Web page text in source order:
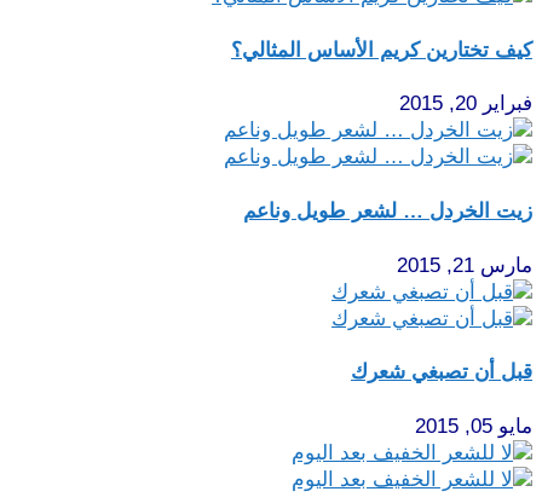
كيف تختارين كريم الأساس المثالي؟
فبراير 20, 2015
زيت الخردل … لشعر طويل وناعم
مارس 21, 2015
قبل أن تصبغي شعرك
مايو 05, 2015